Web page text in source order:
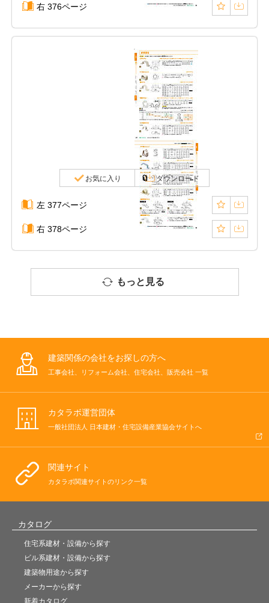
右 376ページ
お気に入り ダウンロード
左 377ページ
右 378ページ
もっと見る
建築関係の会社をお探しの方へ
工事会社、リフォーム会社、住宅会社、販売会社 一覧
カタラボ運営団体
一般社団法人 日本建材・住宅設備産業協会サイトへ
関連サイト
カタラボ関連サイトのリンク一覧
カタログ
住宅系建材・設備から探す
ビル系建材・設備から探す
建築物用途から探す
メーカーから探す
新着カタログ